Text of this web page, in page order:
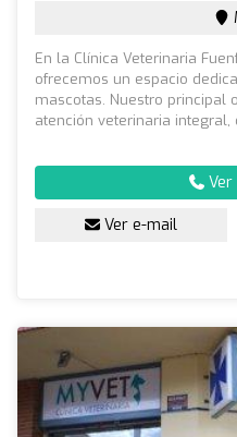
En la Clínica Veterinaria
ofrecemos un espacio
mascotas. Nuestro principal
atención veterinaria integral,
Ver e-mail